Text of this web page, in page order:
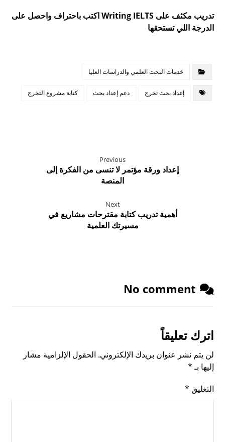
تدريب مكثف على Writing IELTS اكتب باحتراف واحصل على
الدرجة اللي تستحقها
خدمات البحث العلمي والدراسات العليا
إعداد بحث تخرج دعم إعداد بحث كتابة مشروع التخرج
Previous
إعداد ورقة مؤتمر لا تنسى من الفكرة إلى
المنصة
Next
أهمية تدريب كتابة مقترحات مشاريع في
مسيرتك العلمية
No comment
اترك تعليقاً
لن يتم نشر عنوان بريدك الإلكتروني. الحقول الإلزامية مشار
إليها بـ*
التعليق *